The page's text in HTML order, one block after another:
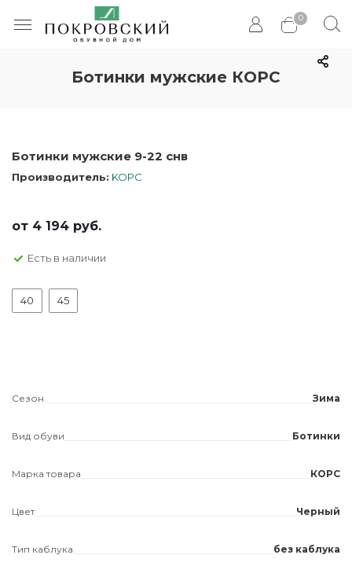
0
Ботинки мужские КОРС
Ботинки мужские 9-22 снв
Производитель: KOPC
от 4 194 руб.
Есть в наличии
40 45
Сезон Зима
Вид обуви Ботинки
Марка товара КОРС
Цвет Черный
Тип каблука без каблука